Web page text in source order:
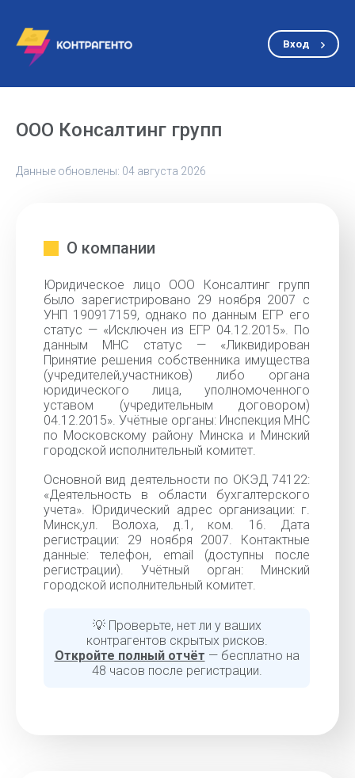
Вход
ООО Консалтинг групп
Данные обновлены: 04 августа 2026
О компании
Юридическое лицо ООО Консалтинг групп
было зарегистрировано 29 ноября 2007 с
УНП 190917159, однако по данным ЕГР его
статус — «Исключен из ЕГР 04.12.2015». По
данным МНС статус — «Ликвидирован
Принятие решения собственника имущества
(учредителей,участников) либо органа
юридического лица, уполномоченного
уставом (учредительным договором)
04.12.2015». Учётные органы: Инспекция МНС
по Московскому району Минска и Минский
городской исполнительный комитет.
Основной вид деятельности по ОКЭД 74122:
«Деятельность в области бухгалтерского
учета». Юридический адрес организации: г.
Минск,ул. Волоха, д.1, ком. 16. Дата
регистрации: 29 ноября 2007. Контактные
данные: телефон, email (доступны после
регистрации). Учётный орган: Минский
городской исполнительный комитет.
💡 Проверьте, нет ли у ваших
контрагентов скрытых рисков.
Откройте полный отчёт — бесплатно на
48 часов после регистрации.